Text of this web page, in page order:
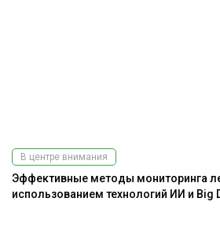
В центре внимания
Эффективные методы мониторинга
использованием технологий ИИ и Big